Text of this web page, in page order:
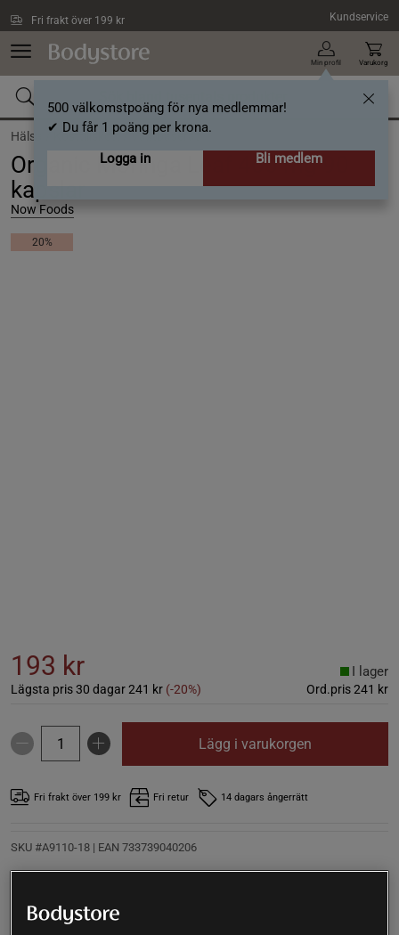
Fri frakt över 199 kr Kundservice
Min profil
500 välkomstpoäng för nya medlemmar!
✔ Du får 1 poäng per krona.
Logga in
Bli medlem
Varukorg
Hälsa / Kosttillskott /Växtbaserat
Organic Moringa Leaf 400 mg 90
kapslar
Now Foods
20%
193 kr
Lägsta pris 30 dagar241 kr (-20%) Ord.pris241 kr
I lager
Lägg i varukorgen
Fri frakt över 199 kr Fri retur 14 dagars ångerrätt
SKU #A9110-18 | EAN 733739040206
Organic Moringa Leaf 400 mg 90 kapslar, är ett kosttillskott
Vegansk produkt.